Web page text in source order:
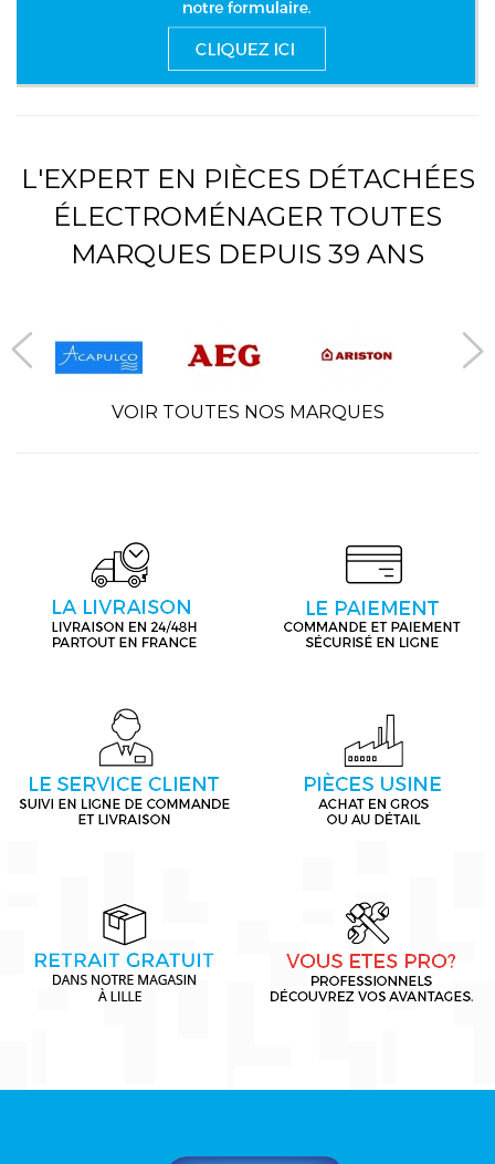
L'EXPERT EN PIÈCES DÉTACHÉES
ÉLECTROMÉNAGER TOUTES
MARQUES DEPUIS 39 ANS
VOIR TOUTES NOS MARQUES